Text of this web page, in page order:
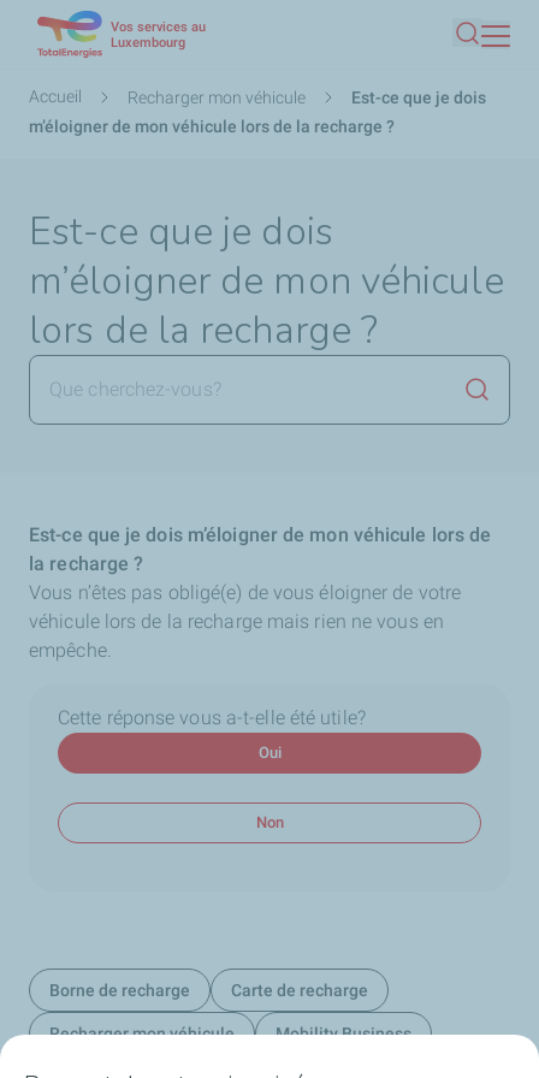
contenu
principal
Vos services au
Luxembourg
Fil
d'Ariane
Accueil Recharger mon véhicule
Est-ce que je dois
m’éloigner de mon véhicule lors de la recharge ?
Est-ce que je dois
m’éloigner de mon véhicule
lors de la recharge ?
Est-ce que je dois m’éloigner de mon véhicule lors de
la recharge ?
Vous n’êtes pas obligé(e) de vous éloigner de votre
véhicule lors de la recharge mais rien ne vous en
empêche.
Cette réponse vous a-t-elle été utile?
Oui
Non
Borne de recharge Carte de recharge
Recharger mon véhicule Mobility Business